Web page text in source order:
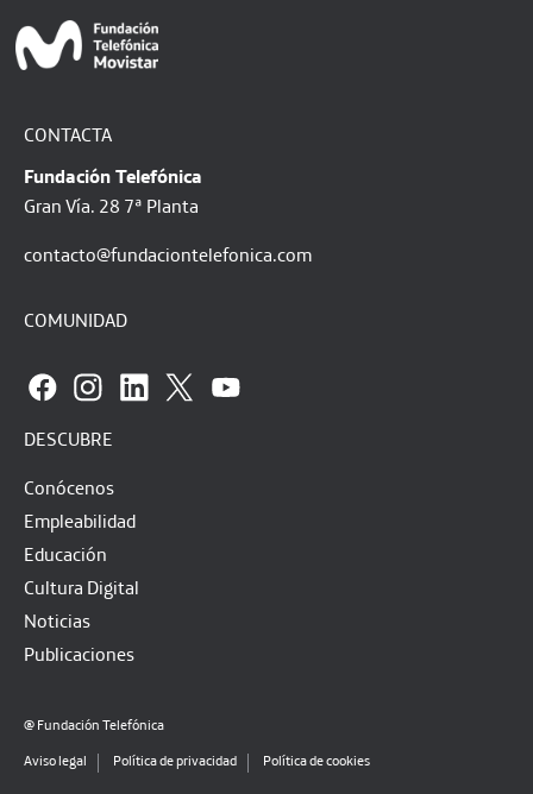
CONTACTA
Fundación Telefónica
Gran Vía. 28 7ª Planta
contacto@fundaciontelefonica.com
COMUNIDAD
DESCUBRE
Conócenos
Empleabilidad
Educación
Cultura Digital
Noticias
Publicaciones
@ Fundación Telefónica
Aviso legal Política de privacidad Política de cookies